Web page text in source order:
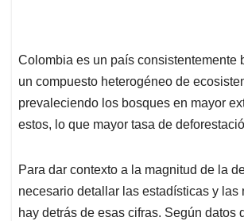
Colombia es un país consistentemente
un compuesto heterogéneo de
prevaleciendo los bosques en mayor
estos, lo que mayor tasa de
Para dar contexto a la magnitud de la
necesario detallar las estadísticas y las
hay detrás de esas cifras. Según datos